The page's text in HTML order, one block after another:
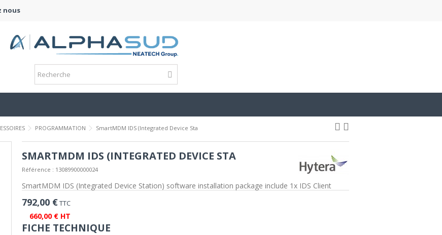
nous
PROGRAMMATION SmartMDM IDS (Integrated Device Sta
SMARTMDM IDS (INTEGRATED DEVICE STA
Référence : 13089900000024
SmartMDM IDS (Integrated Device Station) software installation package include 1x IDS Client
792,00 €TTC
660,00 € HT
FICHE TECHNIQUE